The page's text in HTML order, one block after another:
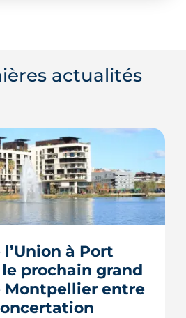
actualités
l’Union à Port
prochain grand
Montpellier entre